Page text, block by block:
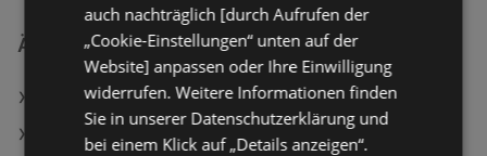
Ähnliche Händler
Lidl Angebote
PENNY Angebote
auch nachträglich [durch Aufrufen der
„Cookie-Einstellungen“ unten auf der
Website] anpassen oder Ihre Einwilligung
widerrufen. Weitere Informationen finden
Sie in unserer Datenschutzerklärung und
bei einem Klick auf „Details anzeigen“.